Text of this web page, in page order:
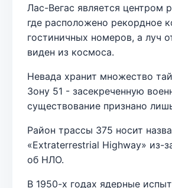
Лас-Вегас является центром
где расположено рекордное
гостиничных номеров, а луч
виден из космоса.
Невада хранит множество
Зону 51 - засекреченную
существование признано
Район трассы 375 носит
«Extraterrestrial Highway» из-
об НЛО.
В 1950-х годах ядерные